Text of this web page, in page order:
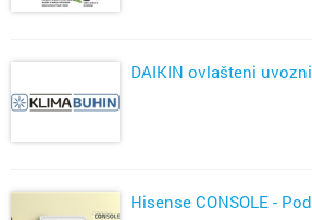
DAIKIN ovlašteni
Hisense CONSOLE -